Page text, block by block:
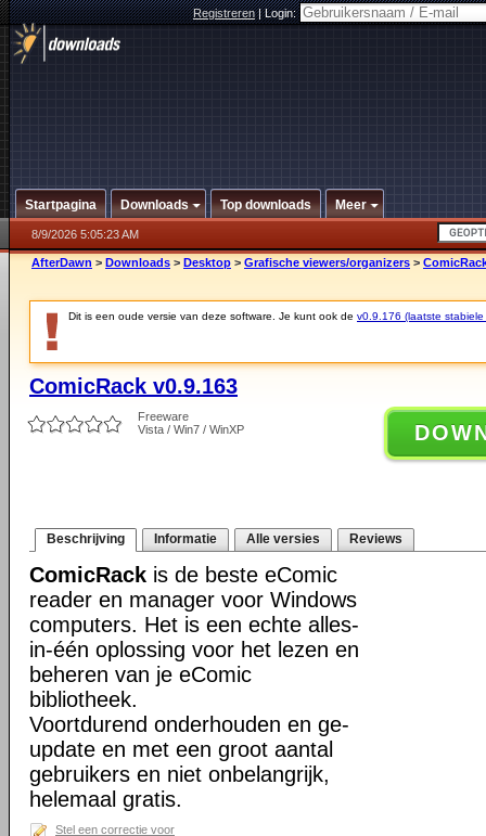
Registreren|Login:
Startpagina Downloads Top downloads Meer
8/9/2026 5:05:23 AM
AfterDawn > Downloads > Desktop > Grafische viewers/organizers >
Dit is een oude versie van deze software. Je kunt ook de v0.9.176 (laatste stabiele
ComicRack v0.9.163
Freeware
Vista / Win7 / WinXP
Beschrijving Informatie Alle versies Reviews
ComicRack is de beste eComic
reader en manager voor Windows
computers. Het is een echte alles-
in-één oplossing voor het lezen en
beheren van je eComic
bibliotheek.
Voortdurend onderhouden en ge-
update en met een groot aantal
gebruikers en niet onbelangrijk,
helemaal gratis.
Stel een correctie voor